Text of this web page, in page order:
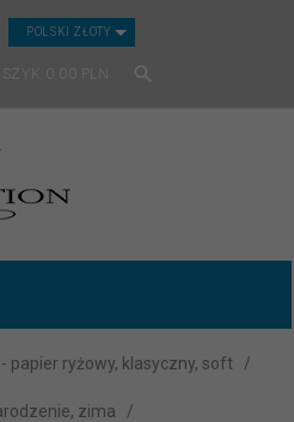
CURRENCY_H
POLSKI ZŁOTY
papier ryżowy, klasyczny, soft
zima